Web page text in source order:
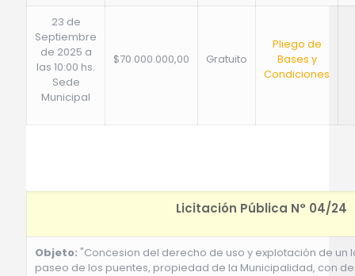
23 de
Septiembre
de 2025 a
las 10:00 hs.
Sede
Municipal
$70.000.000,00 Gratuito
Pliego de
Bases y
Condiciones
Licitación Pública N° 04/24
Objeto: "Concesion del derecho de uso y explotación de un
paseo de los puentes, propiedad de la Municipalidad, con